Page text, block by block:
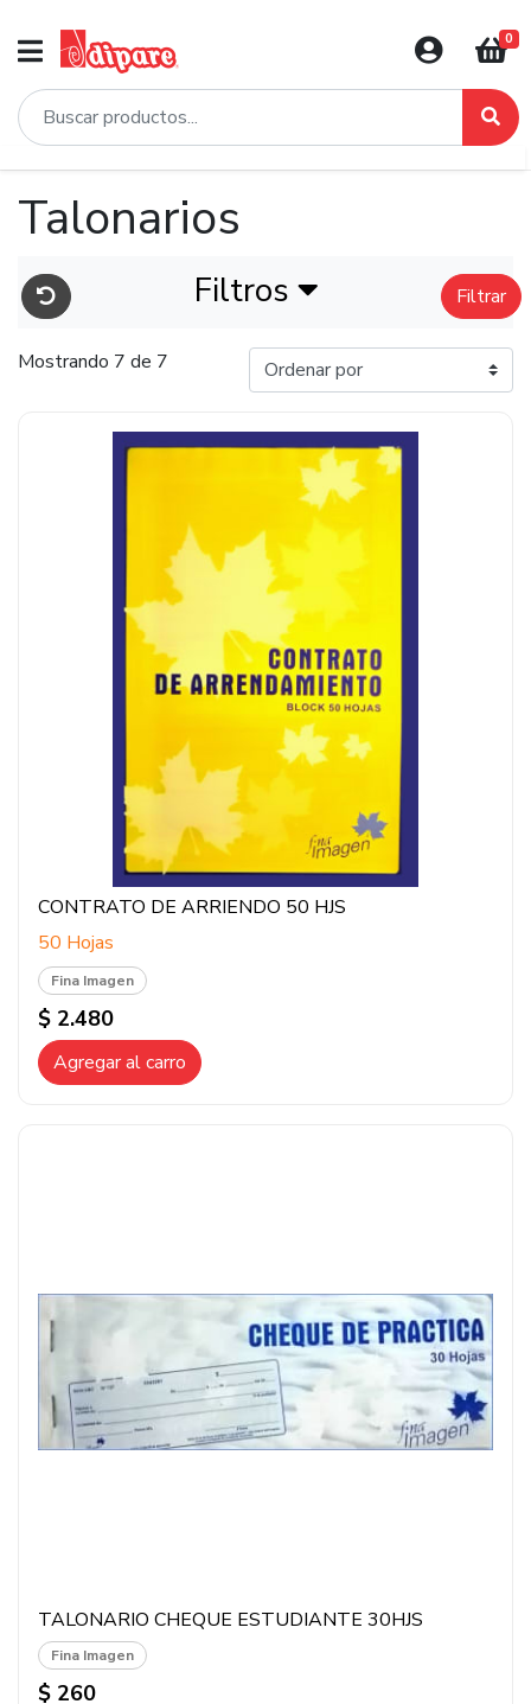
0
Talonarios
Filtros Filtrar
Mostrando 7 de 7
CONTRATO DE ARRIENDO 50 HJS
50 Hojas
Fina Imagen
$ 2.480
Agregar al carro
TALONARIO CHEQUE ESTUDIANTE 30HJS
Fina Imagen
$ 260